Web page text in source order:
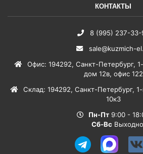
КОНТАКТЫ
8 (995) 237-33-
sale@kuzmich-
Офис: 194292, Санкт-Петербург,
дом 12в, офис 122
Склад: 194292, Санкт-Петербург,
10к3
Пн-Пт 9:00 -
Сб-Вс